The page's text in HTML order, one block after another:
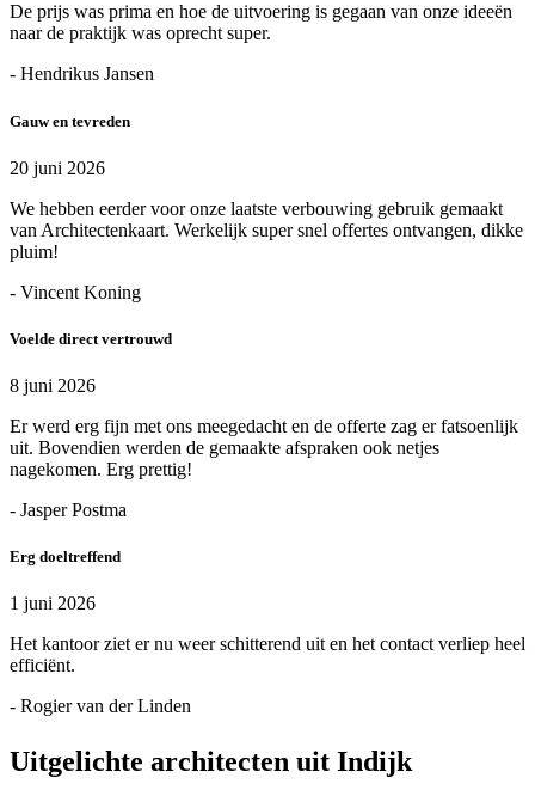
De prijs was prima en hoe de uitvoering is gegaan van onze ideeën
naar de praktijk was oprecht super.
- Hendrikus Jansen
Gauw en tevreden
20 juni 2026
We hebben eerder voor onze laatste verbouwing gebruik gemaakt
van Architectenkaart. Werkelijk super snel offertes ontvangen, dikke
pluim!
- Vincent Koning
Voelde direct vertrouwd
8 juni 2026
Er werd erg fijn met ons meegedacht en de offerte zag er fatsoenlijk
uit. Bovendien werden de gemaakte afspraken ook netjes
nagekomen. Erg prettig!
- Jasper Postma
Erg doeltreffend
1 juni 2026
Het kantoor ziet er nu weer schitterend uit en het contact verliep heel
efficiënt.
- Rogier van der Linden
Uitgelichte architecten uit Indijk